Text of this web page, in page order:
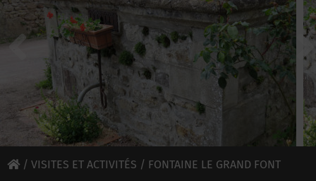
/ VISITES ET ACTIVITÉS / FONTAINE LE GRAND FONT